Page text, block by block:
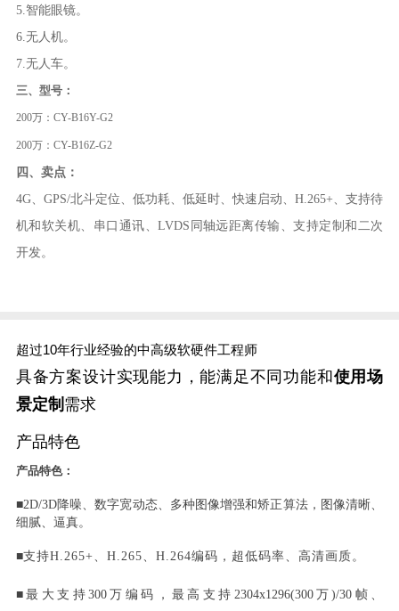
5.智能眼镜。
6.无人机。
7.无人车。
三、型号：
200万：CY-B16Y-G2
200万：CY-B16Z-G2
四、卖点：
4G、GPS/北斗定位、低功耗、低延时、快速启动、H.265+、支持待
机和软关机、串口通讯、LVDS同轴远距离传输、支持定制和二次
开发。
超过10年行业经验的中高级软硬件工程师
具备方案设计实现能力，能满足不同功能和使用场
景定制 需求
产品特色
产品特色：
■2D/3D降噪、数字宽动态、多种图像增强和矫正算法，图像清晰、
细腻、逼真。
■支持H.265+、H.265、H.264编码，超低码率、高清画质。
■最大支持 300万编码，最高支持 2304x1296(300万)/30帧、